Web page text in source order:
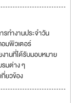
รทำงานประจำวัน
อมพิวเตอร์
านที่ได้รับมอบหมาย
มต่าง ๆ
ยวข้อง